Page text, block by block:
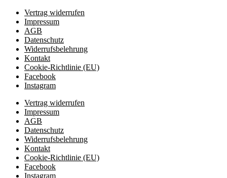
Vertrag widerrufen
Impressum
AGB
Datenschutz
Widerrufsbelehrung
Kontakt
Cookie-Richtlinie (EU)
Facebook
Instagram
Vertrag widerrufen
Impressum
AGB
Datenschutz
Widerrufsbelehrung
Kontakt
Cookie-Richtlinie (EU)
Facebook
Instagram